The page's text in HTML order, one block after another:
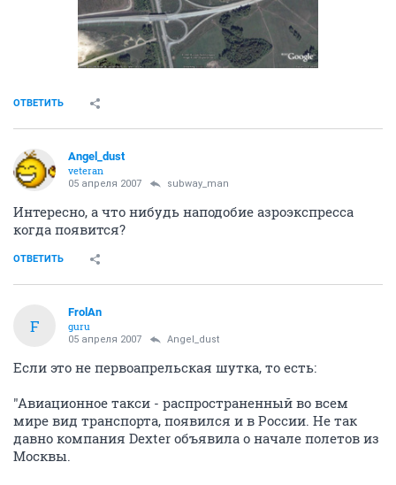
ОТВЕТИТЬ
Angel_dust
veteran
05 апреля 2007 subway_man
Интересно, а что нибудь наподобие азроэкспресса
когда появится?
ОТВЕТИТЬ
F
FrolAn
guru
05 апреля 2007 Angel_dust
Если это не первоапрельская шутка, то есть:
"Авиационное такси - распространенный во всем
мире вид транспорта, появился и в России. Не так
давно компания Dexter объявила о начале полетов из
Москвы.